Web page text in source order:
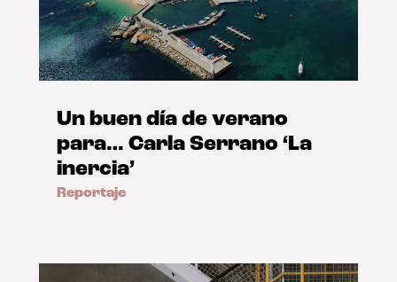
Un buen día de verano
para… Carla Serrano ‘La
inercia’
Reportaje